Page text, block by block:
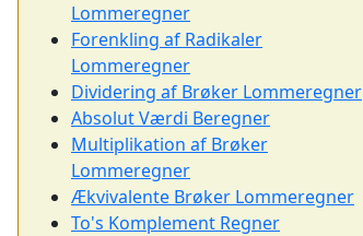
Lommeregner
Forenkling af Radikaler
Lommeregner
Dividering af Brøker Lommeregner
Absolut Værdi Beregner
Multiplikation af Brøker
Lommeregner
Ækvivalente Brøker Lommeregner
To's Komplement Regner